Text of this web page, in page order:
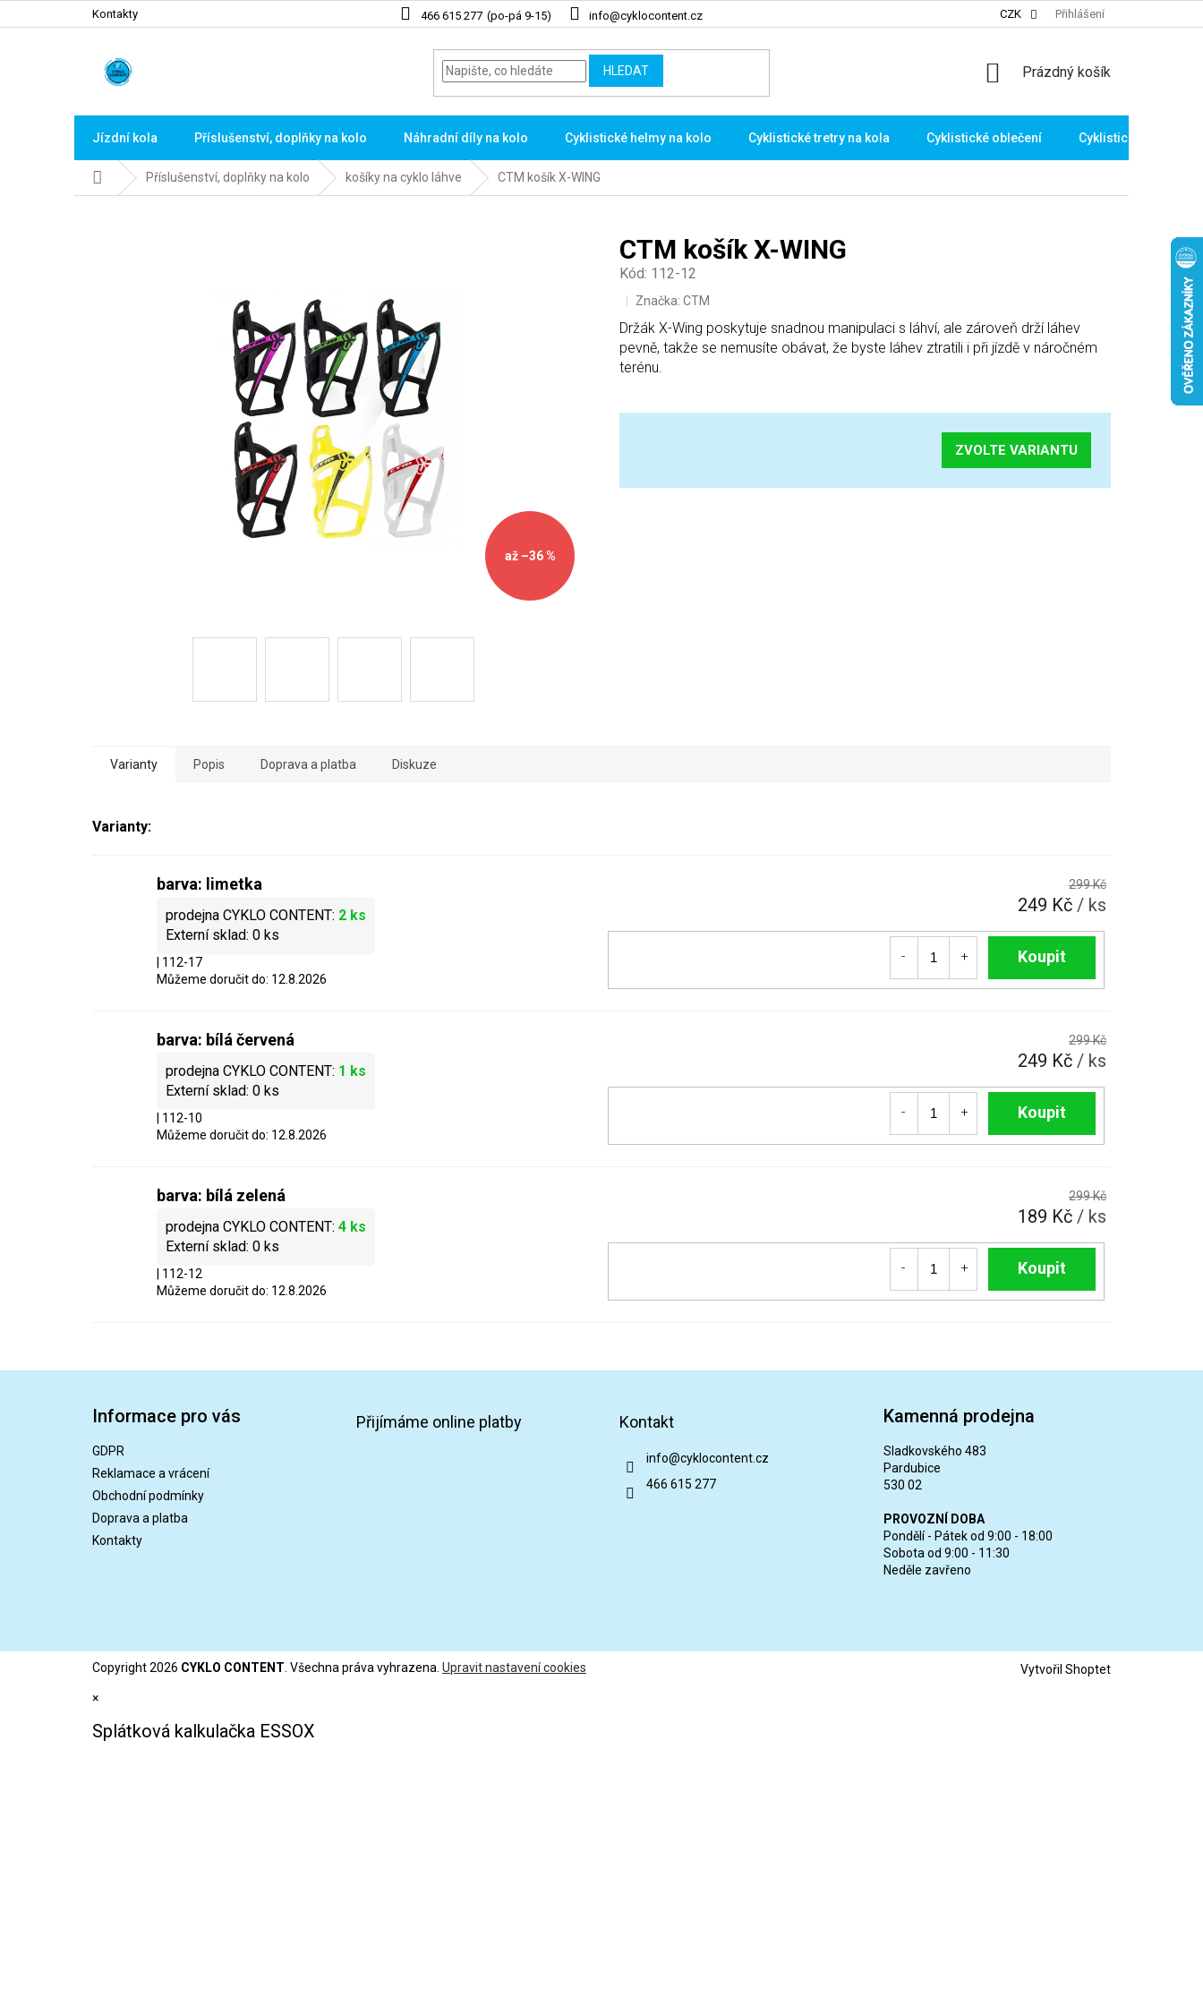
na
466 615 277 info@cyklocontent.cz
Kontakty CZK Přihlášení
HLEDAT
NÁKUPNÍ
Prázdný košík
Jízdní kola Příslušenství, doplňky na kolo Náhradní díly na kolo Cyklistické helmy na kolo Cyklistické tretry na kola Cyklistické oblečení Cyklistické brýle
Domů Příslušenství, doplňky na kolo košíky na cyklo láhve CTM košík X-WING
až –36 %
Držák X-Wing poskytuje snadnou manipulaci s láhví, ale zároveň drží láhev
pevně, takže se nemusíte obávat, že byste láhev ztratili i při jízdě v náročném
terénu.
CTM košík X-WING
Kód: 112-12
ZVOLTE VARIANTU
Značka: CTM
Varianty Popis Doprava a platba Diskuze
barva: limetka
2 ks
0 ks
| 112-17
Můžeme doručit do: 12.8.2026
299 Kč
249 Kč / ks
Do košíku
barva: bílá červená
1 ks
0 ks
| 112-10
Můžeme doručit do: 12.8.2026
299 Kč
249 Kč / ks
Do košíku
barva: bílá zelená
4 ks
0 ks
| 112-12
Můžeme doručit do: 12.8.2026
299 Kč
189 Kč / ks
Do košíku
Informace pro vás
GDPR
Reklamace a vrácení
Obchodní podmínky
Doprava a platba
Kontakty
Přijímáme online platby Kontakt
info@cyklocontent.cz
466 615 277
Kamenná prodejna
Sladkovského 483
Pardubice
530 02
PROVOZNÍ DOBA
Pondělí - Pátek od 9:00 - 18:00
Sobota od 9:00 - 11:30
Neděle zavřeno
Vytvořil Shoptet
Copyright 2026 CYKLO CONTENT. Všechna práva vyhrazena. Upravit nastavení cookies
×
Splátková kalkulačka ESSOX